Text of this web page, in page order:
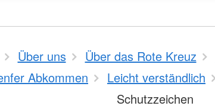
Über uns Über das Rote Kreuz
Abkommen
Leicht verständlich
Schutzzeichen